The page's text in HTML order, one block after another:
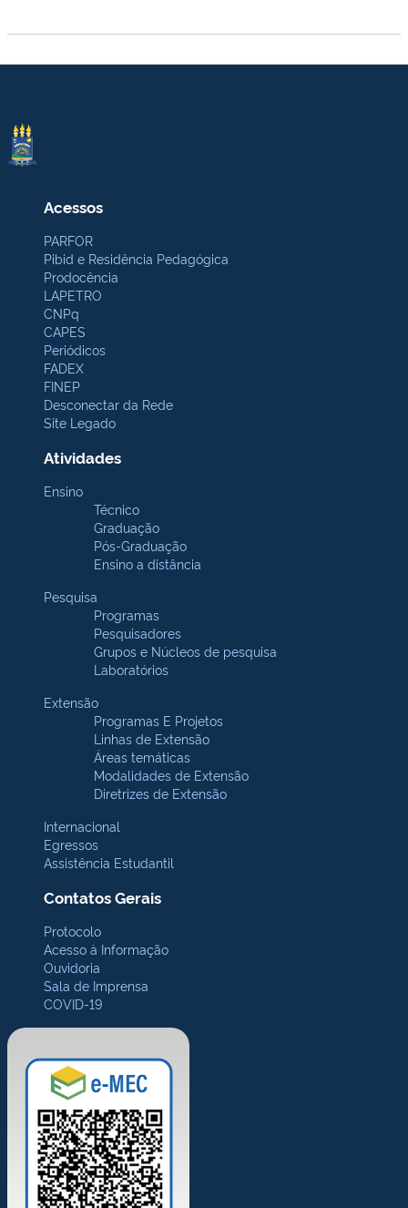
Acessos
PARFOR
Pibid e Residência Pedagógica
Prodocência
LAPETRO
CNPq
CAPES
Periódicos
FADEX
FINEP
Desconectar da Rede
Site Legado
Atividades
Ensino
Técnico
Graduação
Pós-Graduação
Ensino a distância
Pesquisa
Programas
Pesquisadores
Grupos e Núcleos de pesquisa
Laboratórios
Extensão
Programas E Projetos
Linhas de Extensão
Áreas temáticas
Modalidades de Extensão
Diretrizes de Extensão
Internacional
Egressos
Assistência Estudantil
Contatos Gerais
Protocolo
Acesso à Informação
Ouvidoria
Sala de Imprensa
COVID-19